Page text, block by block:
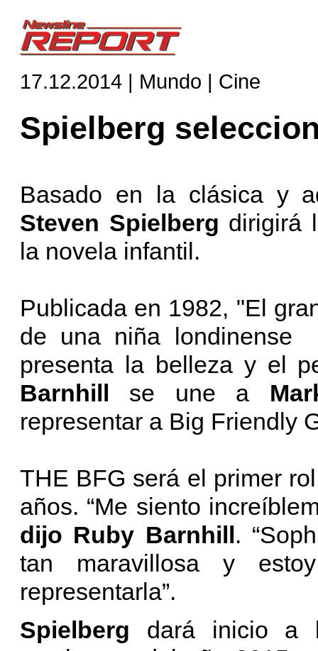
17.12.2014 | Mundo | Cine
Spielberg
Basado en la clásica y
Steven Spielberg dirigirá
la novela infantil.
Publicada en 1982, "El
de una niña londinense
presenta la belleza y el
Barnhill se une a
representar a Big Friendly
THE BFG será el primer
años. “Me siento
dijo Ruby Barnhill.
tan maravillosa y
representarla”.
Spielberg dará inicio a